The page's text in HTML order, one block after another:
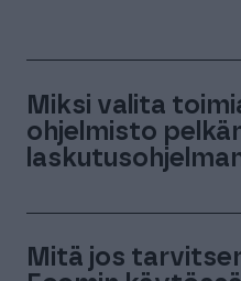
Miksi valita
ohjelmisto
Mitä jos